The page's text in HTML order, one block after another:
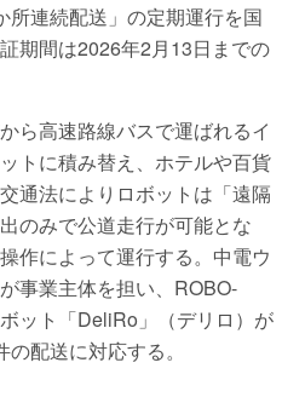
所連続配送」の定期運行を国
期間は2026年2月13日までの
ら高速路線バスで運ばれるイ
トに積み替え、ホテルや百貨
通法によりロボットは「遠隔
のみで公道走行が可能とな
作によって運行する。中電ウ
事業主体を担い、ROBO-
ット「DeliRo」（デリロ）が
配送に対応する。